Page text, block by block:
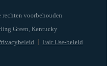
voorbehouden
Fair Use-beleid